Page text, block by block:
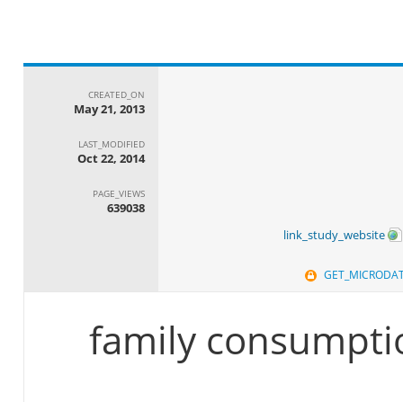
link_study_website
CREATED_ON
May 21, 2013
LAST_MODIFIED
Oct 22, 2014
PAGE_VIEWS
639038
family